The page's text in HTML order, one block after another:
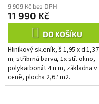
9 909 Kč bez DPH
11 990 Kč
DO KOŠÍKU
Hliníkový skleník, š 1,95 x d 1,37
m, stříbrná barva, 1x stř. okno,
polykarbonát 4 mm, základna v
ceně, plocha 2,67 m2.